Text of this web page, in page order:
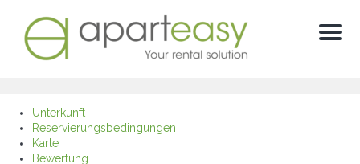
Menu
Unterkunft
Reservierungsbedingungen
Karte
Bewertung